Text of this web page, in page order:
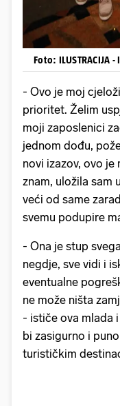
Foto: ILUSTRACIJA
- Ovo je moj
prioritet. Želim
moji zaposlenici
jednom dođu,
novi izazov, ovo je
znam, uložila sam
veći od same
svemu podupire
- Ona je stup
negdje, sve vidi i
eventualne
ne može ništa
- ističe ova mlada
bi zasigurno i
turističkim